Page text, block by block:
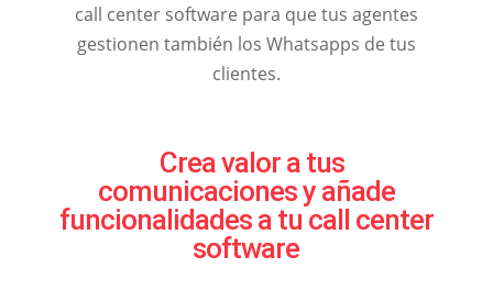
call center software para que tus agentes
gestionen también los Whatsapps de tus
clientes.
Crea valor a tus
comunicaciones y añade
funcionalidades a tu call center
software